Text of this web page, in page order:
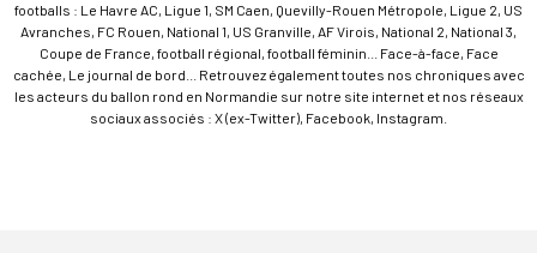
footballs : Le Havre AC, Ligue 1, SM Caen, Quevilly-Rouen Métropole, Ligue 2, US
Avranches, FC Rouen, National 1, US Granville, AF Virois, National 2, National 3,
Coupe de France, football régional, football féminin... Face-à-face, Face
cachée, Le journal de bord... Retrouvez également toutes nos chroniques avec
les acteurs du ballon rond en Normandie sur notre site internet et nos réseaux
sociaux associés : X (ex-Twitter), Facebook, Instagram.